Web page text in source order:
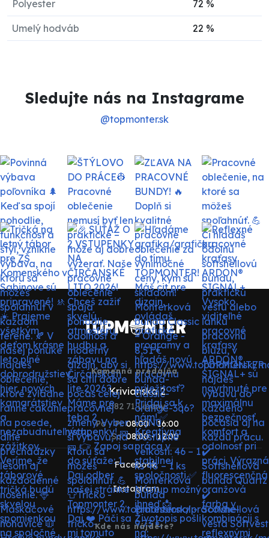
Polyester 72 %
Umelý hodváb 22 %
Sledujte nás na Instagrame
@topmonter.sk
Kamenná predajňa
Krivianska 2
082 71 Lipany
Po - Pi:
So:
08:00 - 16:00
08:00 - 12:00
Facebook
Instagram
Kde nás nájdete?